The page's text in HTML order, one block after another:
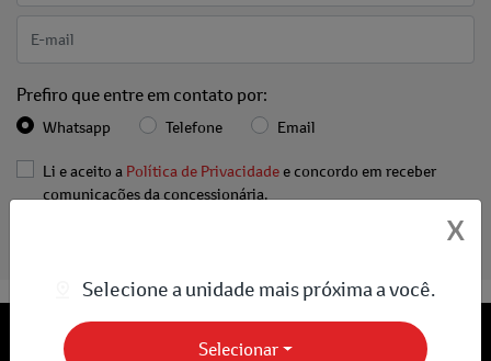
Prefiro que entre em contato por:
Whatsapp Telefone Email
Li e aceito a Política de Privacidade e concordo em receber
comunicações da concessionária.
X
Selecione a unidade mais próxima a você.
Selecionar